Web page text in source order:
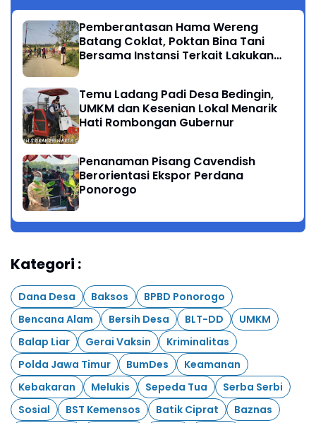
Pemberantasan Hama Wereng
Batang Coklat, Poktan Bina Tani
Bersama Instansi Terkait Lakukan
Temu Ladang Padi Desa Bedingin,
UMKM dan Kesenian Lokal Menarik
Hati Rombongan Gubernur
Penanaman Pisang Cavendish
Berorientasi Ekspor Perdana
Ponorogo
Kategori :
Dana Desa Baksos
BPBD Ponorogo
Bencana Alam
Bersih Desa BLT-DD
UMKM
Balap Liar
Gerai Vaksin
Kriminalitas
Polda Jawa Timur
BumDes
Keamanan
Kebakaran
Melukis Sepeda Tua
Serba Serbi
Sosial
BST Kemensos Batik Ciprat
Baznas